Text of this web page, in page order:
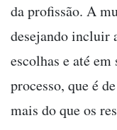
da profissão. A
desejando incluir
escolhas e até
processo, que é
mais do que os